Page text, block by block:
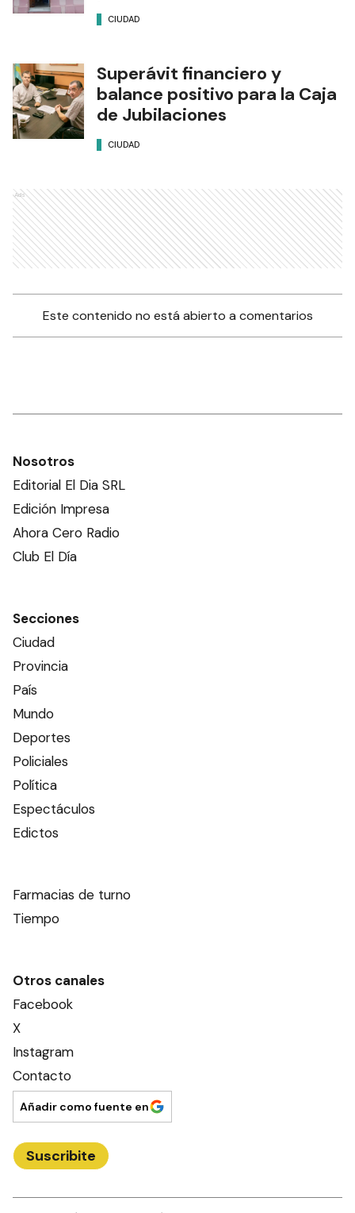
CIUDAD
Superávit financiero y
balance positivo para la Caja
de Jubilaciones
CIUDAD
Ads
Este contenido no está abierto a comentarios
Nosotros
Editorial El Dia SRL
Edición Impresa
Ahora Cero Radio
Club El Día
Secciones
Ciudad
Provincia
País
Mundo
Deportes
Policiales
Política
Espectáculos
Edictos
Farmacias de turno
Tiempo
Otros canales
Facebook
X
Instagram
Contacto
Añadir como fuente en
Suscribite